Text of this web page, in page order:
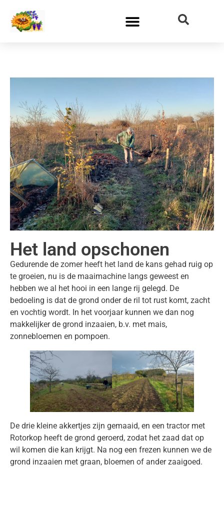
Het land opschonen
Gedurende de zomer heeft het land de kans gehad ruig op
te groeien, nu is de maaimachine langs geweest en
hebben we al het hooi in een lange rij gelegd. De
bedoeling is dat de grond onder de ril tot rust komt, zacht
en vochtig wordt. In het voorjaar kunnen we dan nog
makkelijker de grond inzaaien, b.v. met mais,
zonnebloemen en pompoen.
De drie kleine akkertjes zijn gemaaid, en een tractor met
Rotorkop heeft de grond geroerd, zodat het zaad dat op
wil komen die kan krijgt. Na nog een frezen kunnen we de
grond inzaaien met graan, bloemen of ander zaaigoed.